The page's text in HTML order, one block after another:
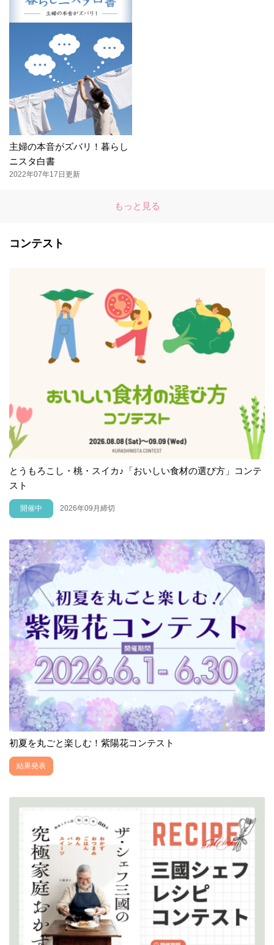
主婦の本音がズバリ！暮らし
ニスタ白書
2022年07年17日更新
もっと見る
コンテスト
とうもろこし・桃・スイカ♪「おいしい食材の選び方」コンテ
スト
開催中 2026年09月締切
初夏を丸ごと楽しむ！紫陽花コンテスト
結果発表